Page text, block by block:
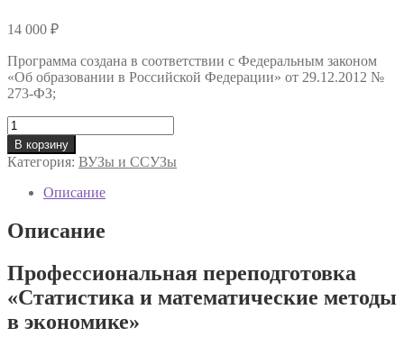
14 000 ₽
Программа создана в соответствии с Федеральным законом
«Об образовании в Российской Федерации» от 29.12.2012 №
273-ФЗ;
Количество
товара
Профессиональная
переподготовка
«Статистика
математические
методы
экономике»
В корзину
Категория: ВУЗы и ССУЗы
Описание
Описание
Профессиональная переподготовка
«Статистика и математические методы
в экономике»